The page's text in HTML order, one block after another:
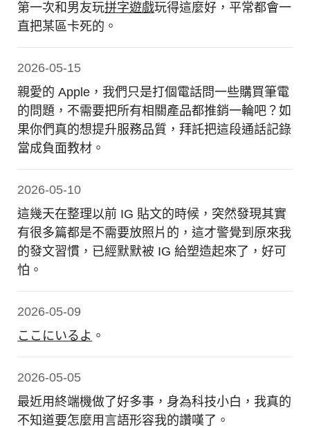
第一次和男友玩拼字遊戲玩得這麼好，平常都會一
直把某區卡死的。
2026-05-15
親愛的 Apple，我們只是打個電話問一些購買筆電
的問題，不需要把所有相關產品都推銷一輪吧？如
果你們真的想提升服務品質，拜託把這段通話記錄
當成負面教材。
2026-05-10
這幾天在整理以前 IG 貼文的時候，突然發現其實
有很多篇都是不需要放照片的，這才警覺到原來我
的發文習慣，已經默默被 IG 給塑造起來了，好可
怕。
2026-05-09
ここにいるよ 。
2026-05-05
最近用終端機做了好多事，身為科技小白，我真的
不知道要怎麼用言語形容我的讚嘆了。